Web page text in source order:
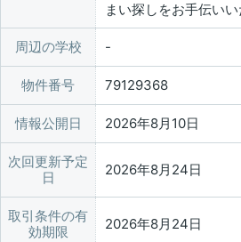
まい探しをお手伝い
周辺の学校
物件番号 79129368
情報公開日 2026年8月10日
次回更新予定
日
2026年8月24日
取引条件の有
効期限
2026年8月24日